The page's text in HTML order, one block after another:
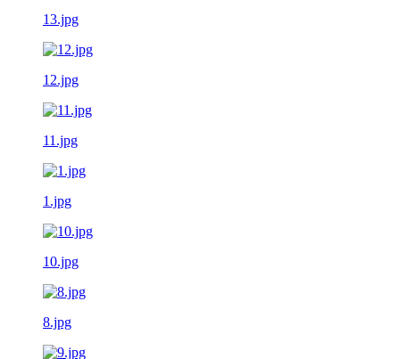
13.jpg
12.jpg
11.jpg
1.jpg
10.jpg
8.jpg